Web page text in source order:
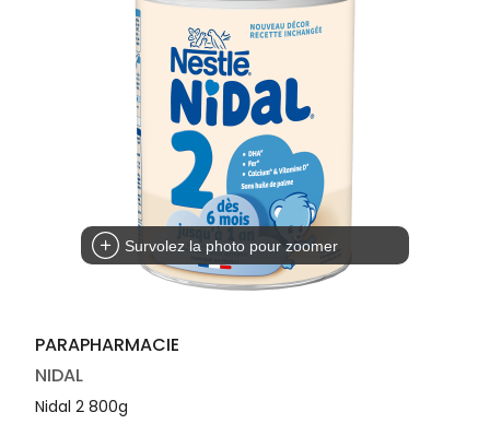
Corps
Homme
Solaire
Visage
Survolez la photo pour zoomer
PARAPHARMACIE
NIDAL
Nidal 2 800g